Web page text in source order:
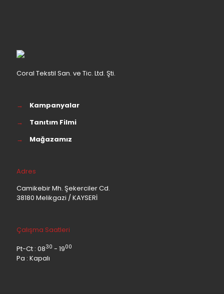
Coral Tekstil San. ve Tic. Ltd. Şti.
→
Kampanyalar
→
Tanıtım Filmi
→
Mağazamız
Adres
Camikebir Mh. Şekerciler Cd.
38180 Melikgazi / KAYSERİ
Çalışma Saatleri
Pt-Ct : 0830 - 1900
Pa : Kapalı